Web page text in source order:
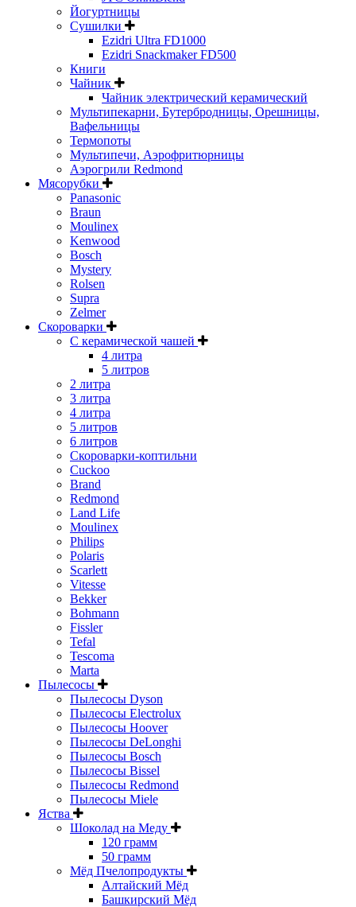
Йогуртницы
Сушилки
Ezidri Ultra FD1000
Ezidri Snackmaker FD500
Книги
Чайник
Чайник электрический керамический
Мультипекарни, Бутербродницы, Орешницы,
Вафельницы
Термопоты
Мультипечи, Аэрофритюрницы
Аэрогрили Redmond
Мясорубки
Panasonic
Braun
Moulinex
Kenwood
Bosch
Mystery
Rolsen
Supra
Zelmer
Скороварки
С керамической чашей
4 литра
5 литров
2 литра
3 литра
4 литра
5 литров
6 литров
Скороварки-коптильни
Cuckoo
Brand
Redmond
Land Life
Moulinex
Philips
Polaris
Scarlett
Vitesse
Bekker
Bohmann
Fissler
Tefal
Tescoma
Marta
Пылесосы
Пылесосы Dyson
Пылесосы Electrolux
Пылесосы Hoover
Пылесосы DeLonghi
Пылесосы Bosch
Пылесосы Bissel
Пылесосы Redmond
Пылесосы Miele
Яства
Шоколад на Меду
120 грамм
50 грамм
Мёд Пчелопродукты
Алтайский Мёд
Башкирский Мёд